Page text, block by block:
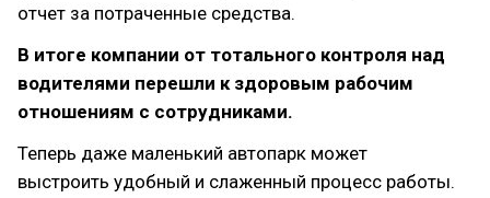
отчет за потраченные средства.
В итоге компании от тотального контроля над
водителями перешли к здоровым рабочим
отношениям с сотрудниками.
Теперь даже маленький автопарк может
выстроить удобный и слаженный процесс работы.